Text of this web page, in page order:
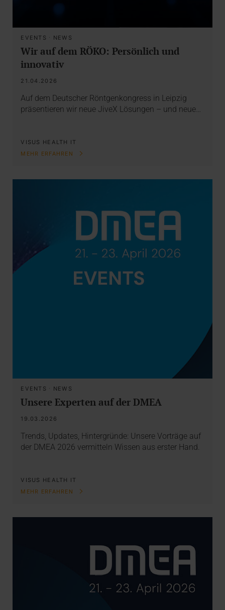
EVENTS · NEWS
Wir auf dem RÖKO: Persönlich und
innovativ
21.04.2026
Auf dem Deutscher Röntgenkongress in Leipzig
präsentieren wir neue JiveX Lösungen – und neue…
VISUS HEALTH IT
MEHR ERFAHREN
EVENTS · NEWS
Unsere Experten auf der DMEA
19.03.2026
Trends, Updates, Hintergründe: Unsere Vorträge auf
der DMEA 2026 vermitteln Wissen aus erster Hand.
VISUS HEALTH IT
MEHR ERFAHREN